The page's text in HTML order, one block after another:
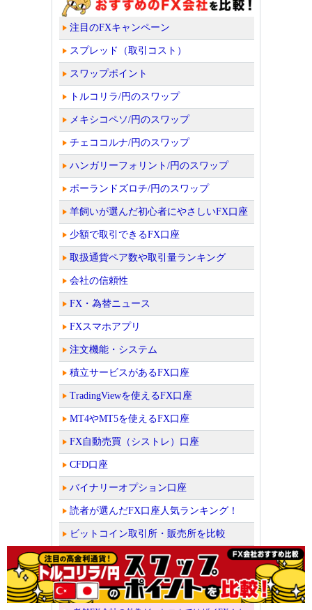
注目のFXキャンペーン
スプレッド（取引コスト）
スワップポイント
トルコリラ/円のスワップ
メキシコペソ/円のスワップ
チェココルナ/円のスワップ
ハンガリーフォリント/円のスワップ
ポーランドズロチ/円のスワップ
羊飼いが選んだ初心者にやさしいFX口座
少額で取引できるFX口座
取扱通貨ペア数や取引量ランキング
会社の信頼性
FX・為替ニュース
FXスマホアプリ
注文機能・システム
積立サービスがあるFX口座
TradingViewを使えるFX口座
MT4やMT5を使えるFX口座
FX自動売買（シストレ）口座
CFD口座
バイナリーオプション口座
読者が選んだFX口座人気ランキング！
ビットコイン取引所・販売所を比較
【トレイダーズ証券LIGHT FX】高スワップ＆
低スプレッド！当サイト限定キャンペーン中